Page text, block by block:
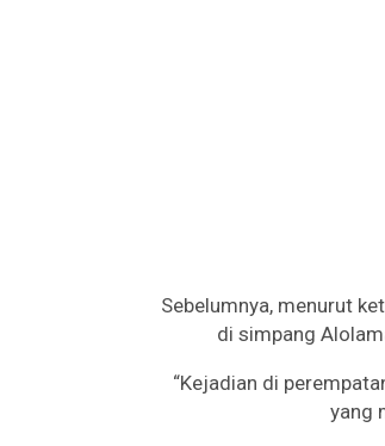
Sebelumnya, menurut
di simpang
“Kejadian di
yang